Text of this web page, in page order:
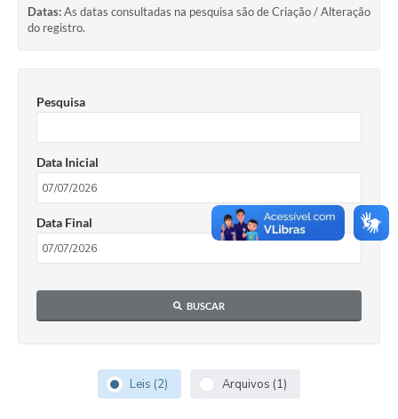
Imprensa
Audiências Públicas
Arquivos para Download
Carta de Serviços
Turismo
Contas Públicas
Datas:As datas consultadas na pesquisa são de Criação / Alteração
do registro.
Pesquisa
Data Inicial
Data Final
BUSCAR
Leis (2) Arquivos (1)